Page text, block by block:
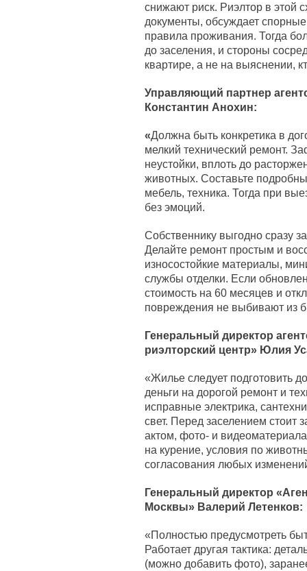
снижают риск. Риэлтор в этой
документы, обсуждает
правила проживания. Тогда
до заселения, и стороны
квартире, а не на выяснении,
Управляющий партнер
Константин Анохин:
«Должна быть конкретика в
мелкий технический ремонт.
неустойки, вплоть до
животных. Составьте
мебель, техника. Тогда при
без эмоций.
Собственнику выгодно сразу
Делайте ремонт простым и
износостойкие материалы,
службы отделки. Если
стоимость на 60 месяцев и
повреждения не выбивают из
Генеральный директор
риэлторский центр» Юлия
«Жилье следует подготовить
деньги на дорогой ремонт и
исправные электрика,
свет. Перед заселением стоит
актом, фото- и
на курение, условия по
согласования любых
Генеральный директор
Москвы» Валерий Летенков:
«Полностью предусмотреть
Работает другая тактика:
(можно добавить фото),